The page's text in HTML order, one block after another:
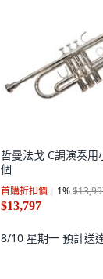
哲曼法戈 C調演奏用
個
首購折扣價 1%
$13,797
8/10 星期一 預計送